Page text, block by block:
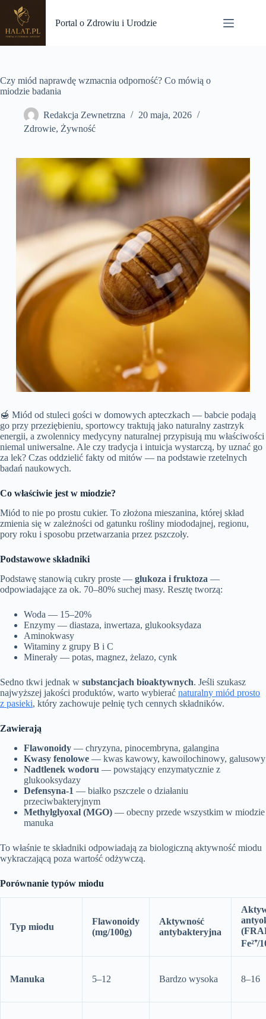
Przejdź
treści
Portal o Zdrowiu i Urodzie
Czy miód naprawdę wzmacnia odporność? Co mówią o
miodzie badania
Redakcja Zewnetrzna
20 maja, 2026
Zdrowie, Żywność
🍯 Miód od stuleci gości w domowych apteczkach — babcie podają
go przy przeziębieniu, sportowcy traktują jako naturalny zastrzyk
energii, a zwolennicy medycyny naturalnej przypisują mu właściwości
niemal uniwersalne. Ale czy tradycja i intuicja wystarczą, by uznać go
za lek? Czas oddzielić fakty od mitów — na podstawie rzetelnych
badań naukowych.
Co właściwie jest w miodzie?
Miód to nie po prostu cukier. To złożona mieszanina, której skład
zmienia się w zależności od gatunku rośliny miododajnej, regionu,
pory roku i sposobu przetwarzania przez pszczoły.
Podstawowe składniki
Podstawę stanowią cukry proste — glukoza i fruktoza —
odpowiadające za ok. 70–80% suchej masy. Resztę tworzą:
Woda — 15–20%
Enzymy — diastaza, inwertaza, glukooksydaza
Aminokwasy
Witaminy z grupy B i C
Minerały — potas, magnez, żelazo, cynk
Sedno tkwi jednak w substancjach bioaktywnych. Jeśli szukasz
najwyższej jakości produktów, warto wybierać naturalny miód prosto
z pasieki, który zachowuje pełnię tych cennych składników.
Zawierają
Flawonoidy — chryzyna, pinocembryna, galangina
Kwasy fenolowe — kwas kawowy, kawoilochinowy, galusowy
Nadtlenek wodoru — powstający enzymatycznie z
glukooksydazy
Defensyna-1 — białko pszczele o działaniu
przeciwbakteryjnym
Methylglyoxal (MGO) — obecny przede wszystkim w miodzie
manuka
To właśnie te składniki odpowiadają za biologiczną aktywność miodu
wykraczającą poza wartość odżywczą.
Porównanie typów miodu
Typ miodu
Flawonoidy
(mg/100g)
Aktywność
antybakteryjna
Fe²⁺/
Manuka 5–12 Bardzo wysoka 8–16